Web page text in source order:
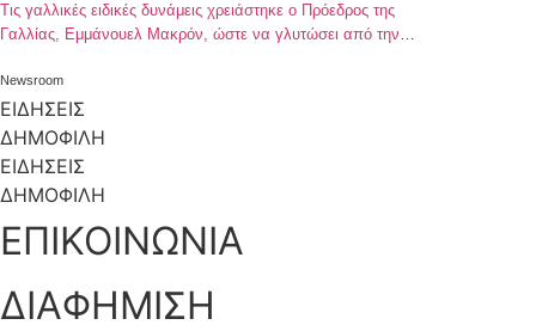
Τις γαλλικές ειδικές δυνάμεις χρειάστηκε ο Πρόεδρος της
Γαλλίας, Εμμάνουελ Μακρόν, ώστε να γλυτώσει από την
διάρκεια νυχτερινής εξόδου στο Παρίσι. Πλήθος διαδηλωτών
συγκεντρώθηκε έξω απ’ το θέατρο «Bouffes du Nord», όπου
βρισκόταν ο Γάλλος Πρόεδρος με τη σύζυγό του, και
Newsroom
ΕΙΔΗΣΕΙΣ
ΔΗΜΟΦΙΛΗ
ΕΙΔΗΣΕΙΣ
ΔΗΜΟΦΙΛΗ
ΕΠΙΚΟΙΝΩΝΙΑ
ΔΙΑΦΗΜΙΣΗ